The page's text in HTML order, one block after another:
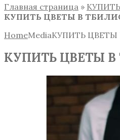
Главная страница »
КУПИТЬ ЦВЕТЫ В
HomeMediaКУПИТЬ ЦВЕТЫ
КУПИТЬ ЦВЕТЫ